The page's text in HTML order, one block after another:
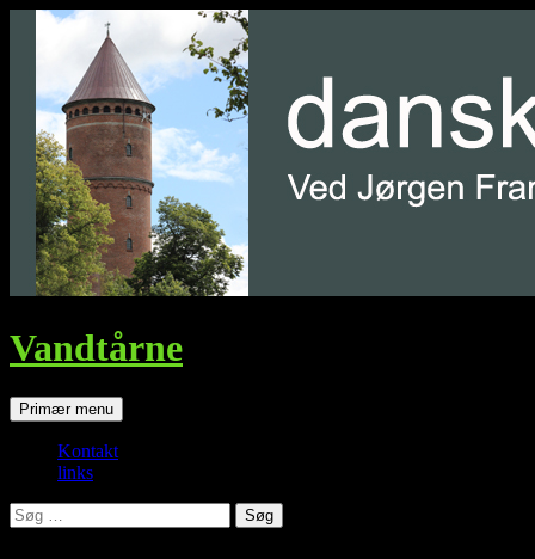
Vandtårne
SøgPrimær menu Hop
til
Kontakt
links
Søg
efter: